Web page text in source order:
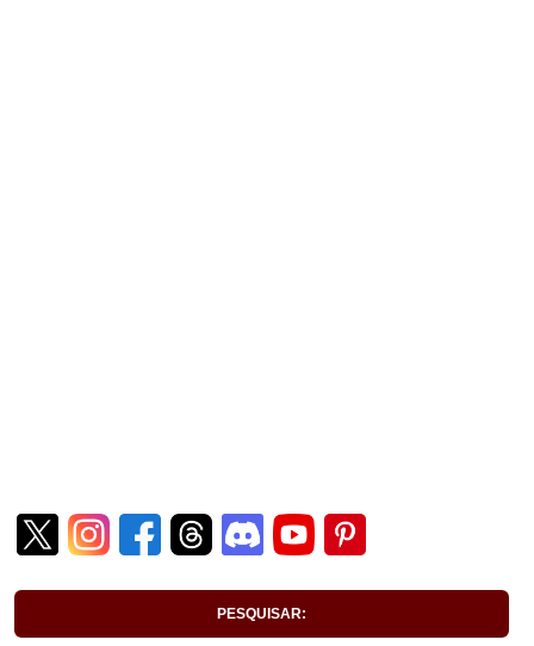
PESQUISAR: